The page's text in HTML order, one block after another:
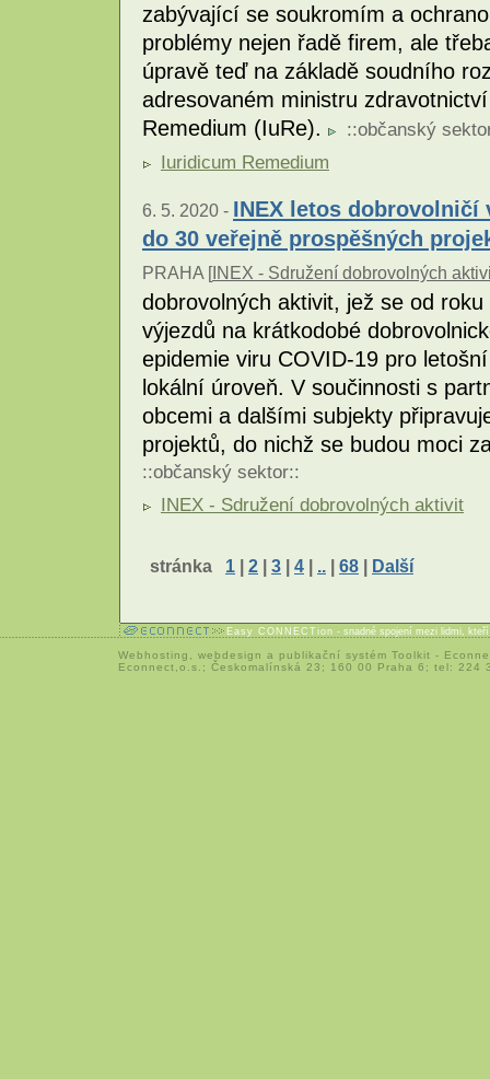
zabývající se soukromím a
problémy nejen řadě firem, ale
úpravě teď na základě soudního
adresovaném ministru
Remedium (IuRe).
::občanský
Iuridicum Remedium
6. 5. 2020 - INEX letos dobrovolničí
do 30 veřejně prospěšných
PRAHA [INEX - Sdružení dobrovolných
dobrovolných aktivit, jež se od
výjezdů na krátkodobé
epidemie viru COVID-19 pro
lokální úroveň. V součinnosti s
obcemi a dalšími subjekty
projektů, do nichž se budou moci
::občanský sektor::
INEX - Sdružení dobrovolných aktivit
stránka 1 | 2 | 3 | 4 | .. | 68 | Další
Easy CONNECTion - snadné spojení mezi lidmi,
Webhosting webdesign a publikační systém Toolkit -
Econnect,o.s.; Českomalínská 23; 160 00 Praha 6; tel: 224